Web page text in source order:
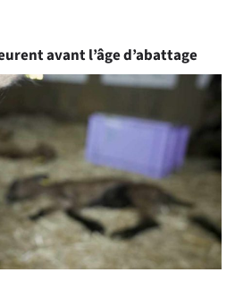
avant l’âge d’abattage